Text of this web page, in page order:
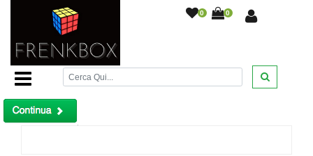
0 0
Home Page /Mini monitor TFT/LED 10" 2 ingressi av1\av2
videosorveglianza sorveglianza PC
Prodotto non trovato!